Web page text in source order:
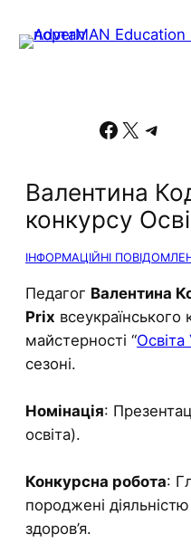
Facebook X Telegram
Валентина
конкурсу
ІНФОРМАЦІЙНІ
Педагог Валентина
Prix всеукраїнського
майстерності “Освіта
сезоні.
Номінація:
освіта).
Конкурсна робота:
породжені
здоров’я.